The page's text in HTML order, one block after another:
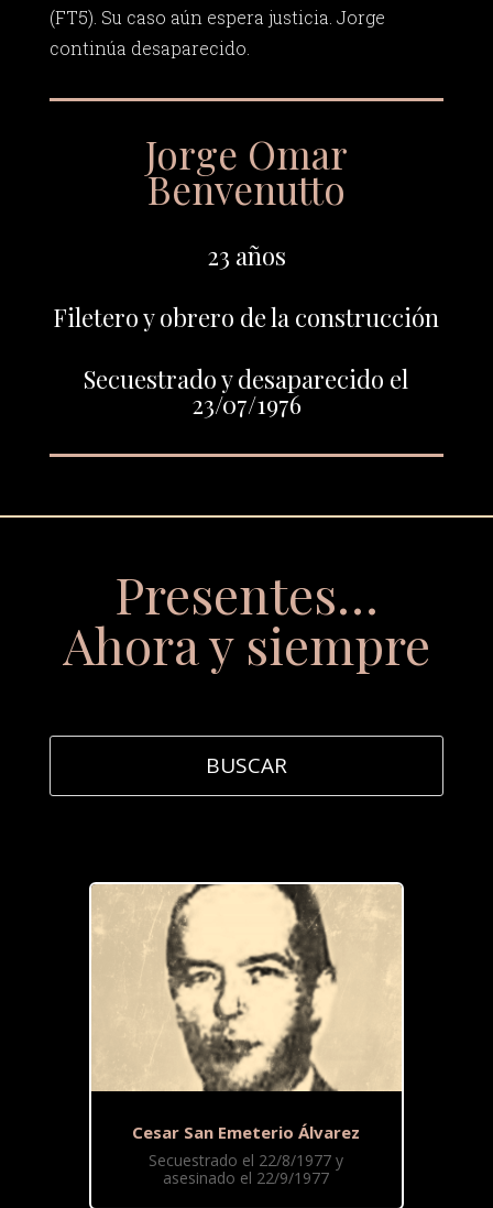
(FT5). Su caso aún espera justicia. Jorge
continúa desaparecido.
Jorge Omar
Benvenutto
23 años
Filetero y obrero de la construcción
Secuestrado y desaparecido el
23/07/1976
Presentes…
Ahora y siempre
Cesar San Emeterio Álvarez
Secuestrado el 22/8/1977 y
asesinado el 22/9/1977